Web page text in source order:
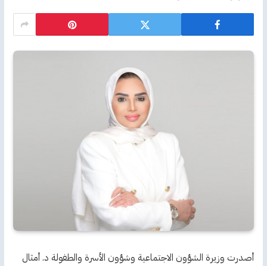
أصدرت وزيرة الشؤون الاجتماعية وشؤون الأسرة والطفولة د. أمثال